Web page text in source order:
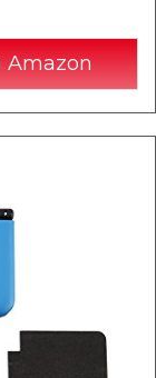
Amazon